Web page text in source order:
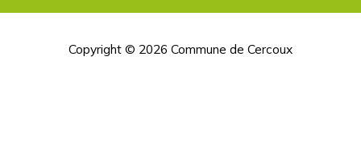
Copyright © 2026 Commune de Cercoux